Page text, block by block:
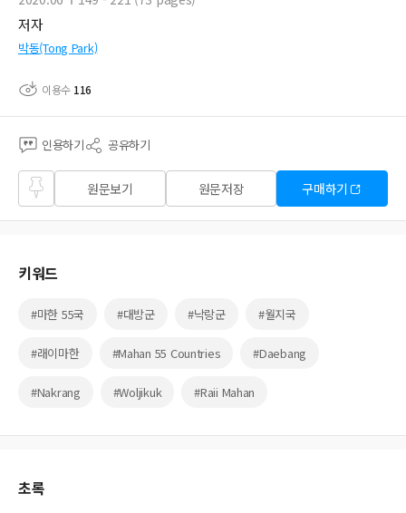
저자
박동(Tong Park)
이용수 116
인용하기 공유하기
즐겨
찾기
원문보기 원문저장 구매하기
키워드
#마한 55국 #대방군 #낙랑군 #월지국
#래이마한 #Mahan 55 Countries #Daebang
#Nakrang #Woljikuk #Raii Mahan
초록